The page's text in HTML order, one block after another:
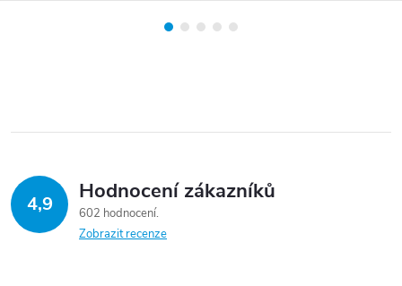
4,9 Hodnocení zákazníků
602 hodnocení
Zobrazit recenze